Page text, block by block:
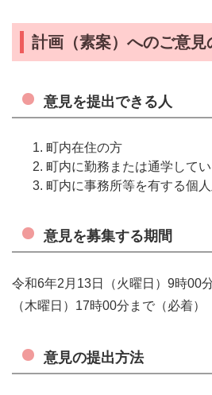
計画（素案）へのご意見
意見を提出できる人
町内在住の方
町内に勤務または通学して
町内に事務所等を有する個
意見を募集する期間
令和6年2月13日（火曜日）9時00
（木曜日）17時00分まで（必着）
意見の提出方法